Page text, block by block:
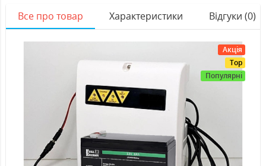
Все про товар Характеристики Відгуки (0)
Акція
Top
Популярні